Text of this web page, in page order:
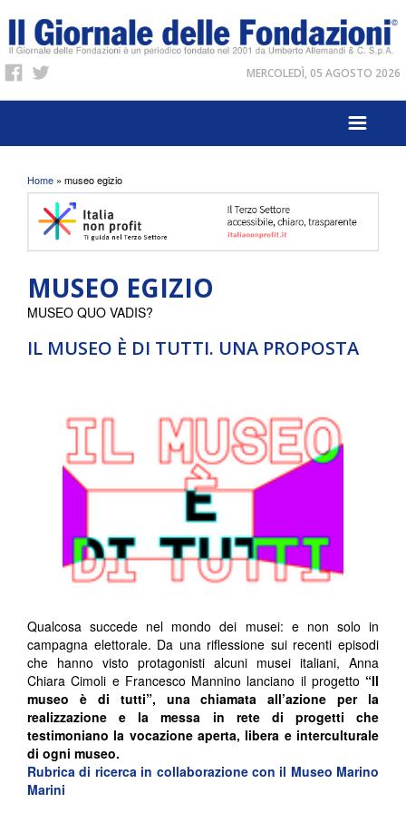
MERCOLEDÌ, 05 AGOSTO 2026
Tu sei qui
Home » museo egizio
MUSEO EGIZIO
IL MUSEO È DI TUTTI. UNA PROPOSTA
MUSEO QUO VADIS?
Qualcosa succede nel mondo dei musei: e non solo in
campagna elettorale. Da una riflessione sui recenti episodi
che hanno visto protagonisti alcuni musei italiani, Anna
Chiara Cimoli e Francesco Mannino lanciano il progetto “Il
museo è di tutti”, una chiamata all’azione per la
realizzazione e la messa in rete di progetti che
testimoniano la vocazione aperta, libera e interculturale
di ogni museo.
Rubrica di ricerca in collaborazione con il Museo Marino
Marini